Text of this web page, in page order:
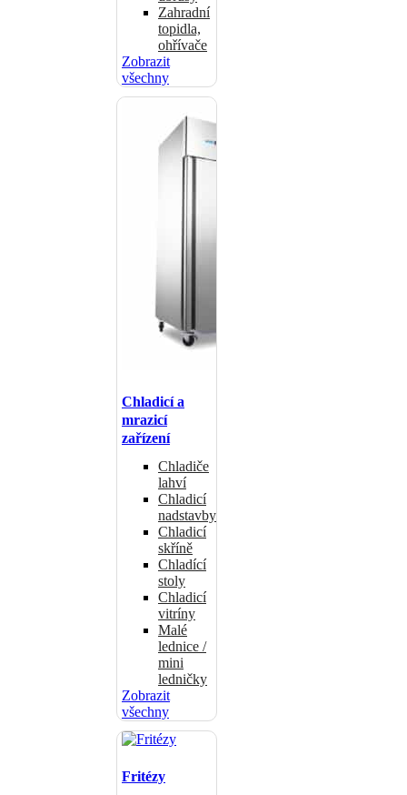
Zahradní
topidla,
ohřívače
Zobrazit
všechny
Chladicí a
mrazicí
zařízení
Chladiče
lahví
Chladicí
nadstavby
Chladicí
skříně
Chladící
stoly
Chladicí
vitríny
Malé
lednice /
mini
ledničky
Zobrazit
všechny
Fritézy